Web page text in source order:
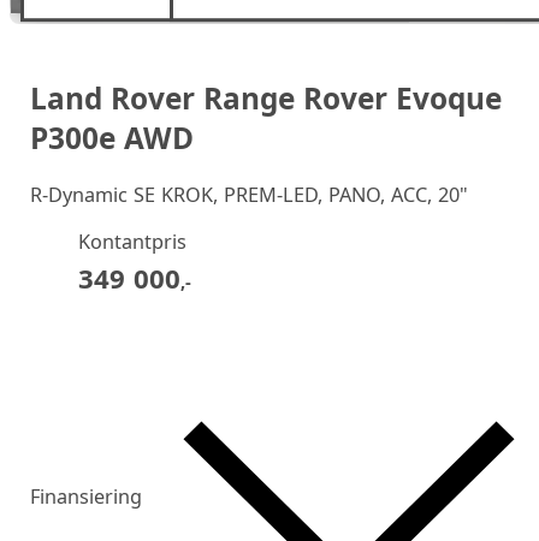
Land Rover Range Rover Evoque
P300e AWD
R-Dynamic SE KROK, PREM-LED, PANO, ACC, 20"
Kontantpris
349 000,-
Finansiering